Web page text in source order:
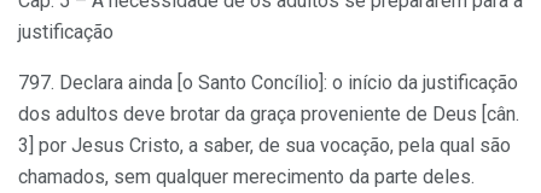
justificação
797. Declara ainda [o Santo Concílio]: o início da justificação
dos adultos deve brotar da graça proveniente de Deus [cân.
3] por Jesus Cristo, a saber, de sua vocação, pela qual são
chamados, sem qualquer merecimento da parte deles.